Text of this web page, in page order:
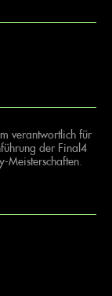
verantwortlich für
der Final4
Meisterschaften.